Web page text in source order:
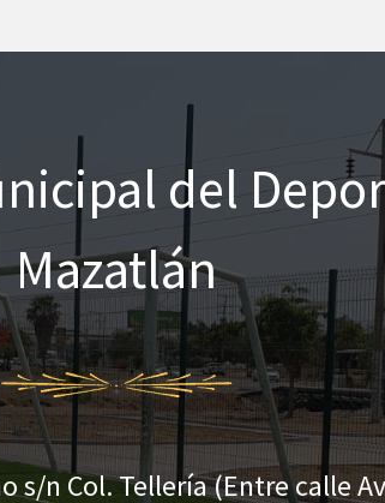
del
Mazatlán
s/n Col. Tellería (Entre calle